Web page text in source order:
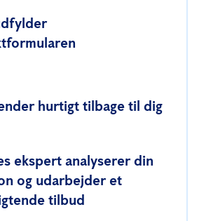
hurtigt tilbage til dig
ekspert analyserer din
og udarbejder et
tilbud